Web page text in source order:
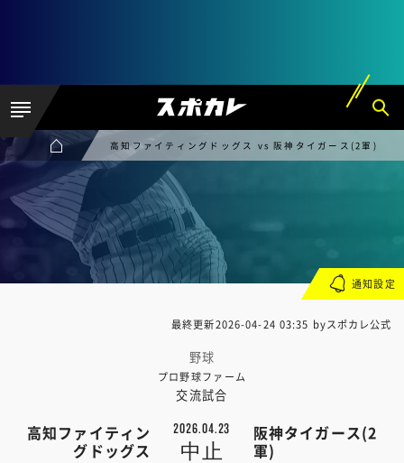
高知ファイティングドッグス vs 阪神タイガース(2軍)
最終更新2026-04-24 03:35 byスポカレ公式
野球
プロ野球ファーム
交流試合
高知ファイティン
グドッグス
2026.04.23
中止
阪神タイガース(2
軍)
通知設定